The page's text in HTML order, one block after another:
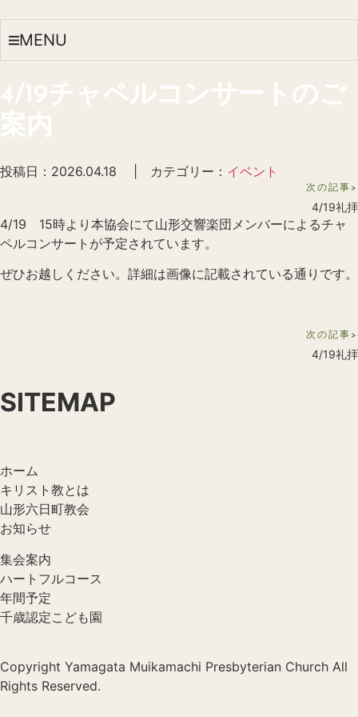
MENU
4/19チャペルコンサートのご
案内
投稿日：2026.04.18 | カテゴリー： イベント
次の記事>
4/19礼拝
4/19 15時より本協会にて山形交響楽団メンバーによるチャ
ペルコンサートが予定されています。
ぜひお越しください。詳細は画像に記載されている通りです。
次の記事>
4/19礼拝
SITEMAP
ホーム
キリスト教とは
山形六日町教会
お知らせ
集会案内
ハートフルコース
年間予定
千歳認定こども園
Copyright Yamagata Muikamachi Presbyterian Church All
Rights Reserved.